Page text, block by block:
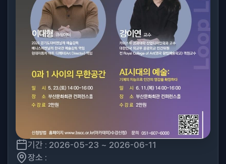
기간 : 2026-05-23 ~ 2026-06-11
장소 :